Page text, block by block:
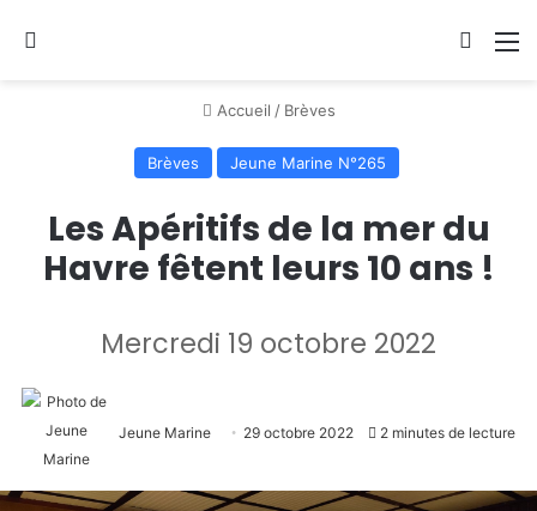
Accueil / Brèves
Brèves Jeune Marine N°265
Les Apéritifs de la mer du
Havre fêtent leurs 10 ans !
Mercredi 19 octobre 2022
Jeune Marine 29 octobre 2022 2 minutes de lecture